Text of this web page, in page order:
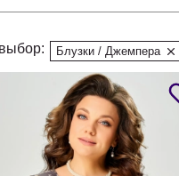
Блузки / Джемпера